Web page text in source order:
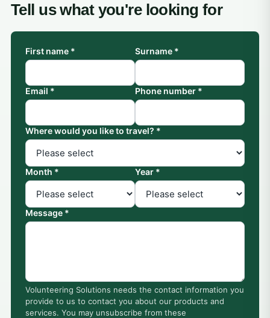
Tell us what you're looking for
First name * Surname *
Email * Phone number *
Where would you like to travel? *
Month * Year *
Message *
Volunteering Solutions needs the contact information you
provide to us to contact you about our products and
services. You may unsubscribe from these